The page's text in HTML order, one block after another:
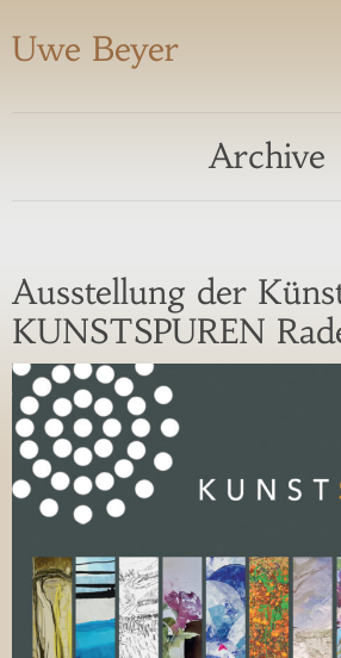
Uwe Beyer
Archive
Ausstellung der
KUNSTSPUREN